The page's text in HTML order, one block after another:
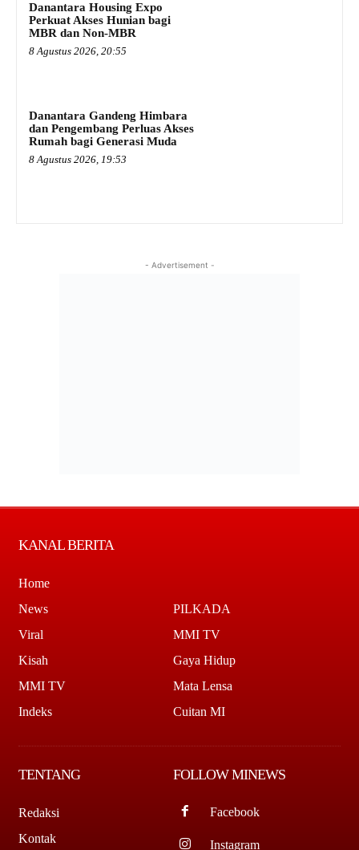
Danantara Housing Expo
Perkuat Akses Hunian bagi
MBR dan Non-MBR
8 Agustus 2026, 20:55
Danantara Gandeng Himbara
dan Pengembang Perluas Akses
Rumah bagi Generasi Muda
8 Agustus 2026, 19:53
- Advertisement -
KANAL BERITA
Home
News
Viral
Kisah
MMI TV
Indeks
PILKADA
MMI TV
Gaya Hidup
Mata Lensa
Cuitan MI
TENTANG
Redaksi
Kontak
FOLLOW MINEWS
Facebook
Instagram